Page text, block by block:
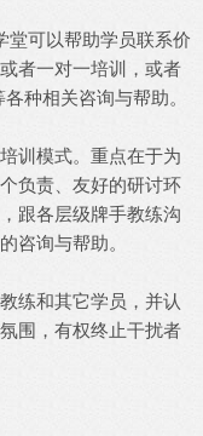
堂可以帮助学员联系价
者一对一培训，或者
种相关咨询与帮助。
训模式。重点在于为
负责、友好的研讨环
跟各层级牌手教练沟
咨询与帮助。
练和其它学员，并认
围，有权终止干扰者